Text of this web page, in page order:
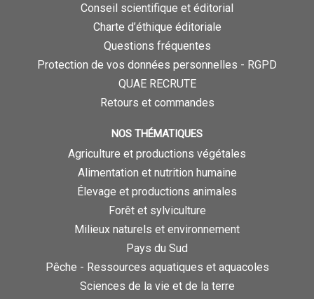
Conseil scientifique et éditorial
Charte d’éthique éditoriale
Questions fréquentes
Protection de vos données personnelles - RGPD
QUAE RECRUTE
Retours et commandes
NOS THÉMATIQUES
Agriculture et productions végétales
Alimentation et nutrition humaine
Élevage et productions animales
Forêt et sylviculture
Milieux naturels et environnement
Pays du Sud
Pêche - Ressources aquatiques et aquacoles
Sciences de la vie et de la terre